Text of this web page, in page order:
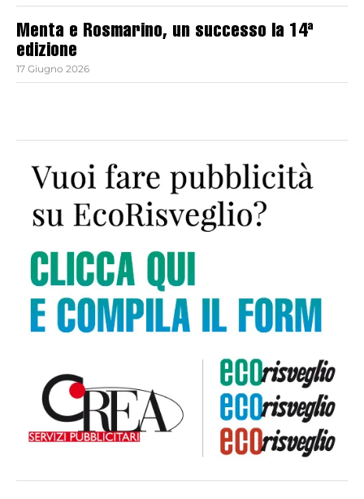
Menta e Rosmarino, un successo la 14ª
edizione
17 Giugno 2026